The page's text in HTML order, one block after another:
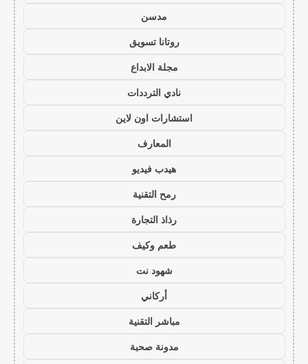
مدسن
روتانا تسويق
مجلة الابداع
نادي الترددات
استشارات اون لاين
المعارف
هيدب فيديو
رمح التقنية
رذاذ التجارة
طعم وكيف
شهود نت
أركاني
مباشر التقنية
مدونة صحبة